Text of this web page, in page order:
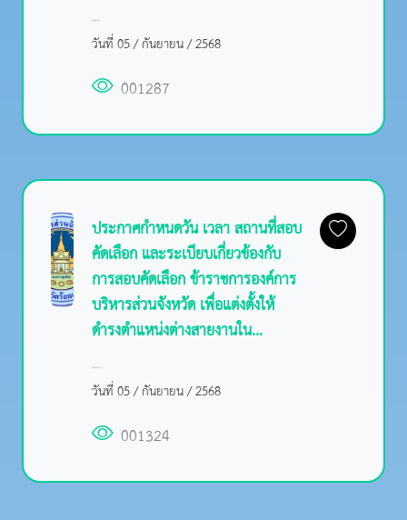
...
วันที่ 05 / กันยายน / 2568
001287
ประกาศกำหนดวัน เวลา สถานที่สอบ
คัดเลือก และระเบียบเกี่ยวข้องกับ
การสอบคัดเลือก ข้าราชการองค์การ
บริหารส่วนจังหวัด เพื่อแต่งตั้งให้
ดำรงตำแหน่งต่างสายงานใน...
...
วันที่ 05 / กันยายน / 2568
001324